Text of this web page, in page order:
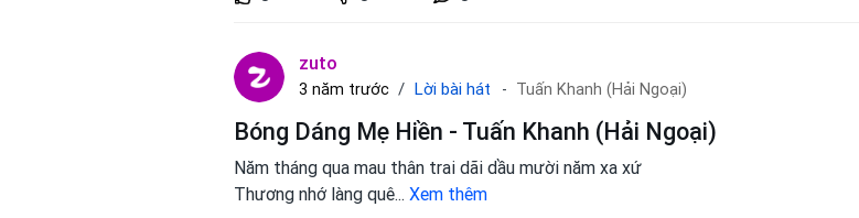
zuto
3 năm trước Lời bài hát Tuấn Khanh (Hải Ngoại)
Bóng Dáng Mẹ Hiền - Tuấn Khanh (Hải Ngoại)
Năm tháng qua mau thân trai dãi dầu mười năm xa xứ
Thương nhớ làng quê... Xem thêm